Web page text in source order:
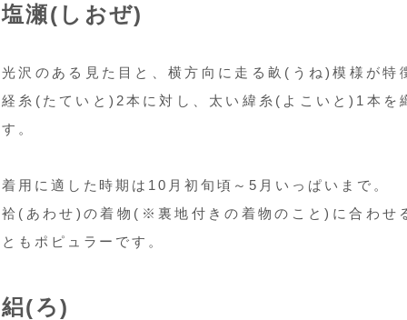
塩瀬(しおぜ)
光沢のある見た目と、横方向に走る畝(うね)模様が特
経糸(たていと)2本に対し、太い緯糸(よこいと)1本を
す。
着用に適した時期は10月初旬頃～5月いっぱいまで。
袷(あわせ)の着物(※裏地付きの着物のこと)に合わせ
ともポピュラーです。
絽(ろ)